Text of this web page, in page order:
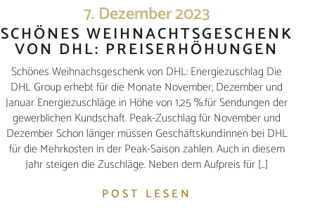
7. Dezember 2023
SCHÖNES WEIHNACHTSGESCHENK
VON DHL: PREISERHÖHUNGEN
Schönes Weihnachsgeschenk von DHL: Energiezuschlag Die
DHL Group erhebt für die Monate November, Dezember und
Januar Energiezuschläge in Höhe von 1,25 %.für Sendungen der
gewerblichen Kundschaft. Peak-Zuschlag für November und
Dezember Schon länger müssen Geschäftskund:innen bei DHL
für die Mehrkosten in der Peak-Saison zahlen. Auch in diesem
Jahr steigen die Zuschläge. Neben dem Aufpreis für […]
POST LESEN